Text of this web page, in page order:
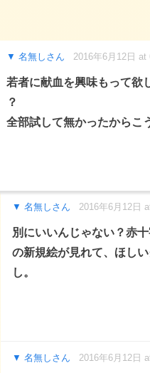
名無しさん 2016年6月12日 at
若者に献血を興味もって欲
？
全部試して無かったからこ
名無しさん 2016年6月12日
別にいいんじゃない？赤
の新規絵が見れて、ほし
し。
名無しさん 2016年6月12日